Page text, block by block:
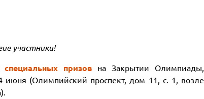
участники!
призов на Закрытии Олимпиады,
июня (Олимпийский проспект, дом 11, с. 1, возле